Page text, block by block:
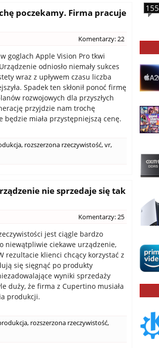
poczekamy. Firma pracuje
Komentarzy: 22
goglach Apple Vision Pro tkwi
odniosło niemały sukces
wraz z upływem czasu liczba
Spadek ten skłonił ponoć firmę
rozwojowych dla przyszłych
przyjdzie nam trochę
będzie miała przystępniejszą cenę.
, rozszerzona rzeczywistość,vr,
nie sprzedaje się tak
Komentarzy: 25
jest ciągle bardzo
niewątpliwie ciekawe urządzenie,
rezultacie klienci chcący korzystać z
się sięgnąć po produkty
wyniki sprzedaży
duży, że firma z Cupertino musiała
produkcji.
, rozszerzona rzeczywistość,
155